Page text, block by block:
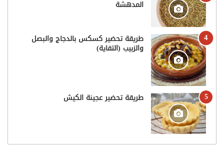
المدهشة
طريقة تحضير كسكس بالدجاج والبصل
والزبيب (التفاية)
طريقة تحضير عجينة الكيش